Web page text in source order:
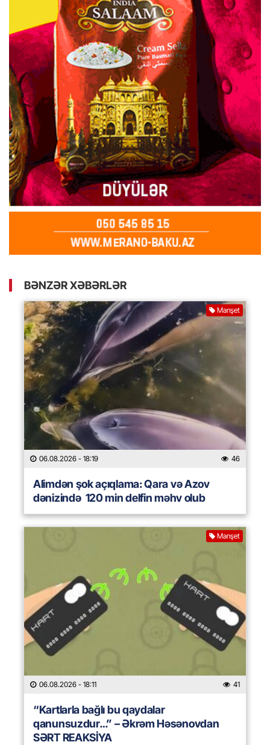
BƏNZƏR XƏBƏRLƏR
Manşet
06.08.2026 - 18:19 46
Alimdən şok açıqlama: Qara və Azov
dənizində 120 min delfin məhv olub
Manşet
06.08.2026 - 18:11 41
“Kartlarla bağlı bu qaydalar
qanunsuzdur…” – Əkrəm Həsənovdan
SƏRT REAKSİYA